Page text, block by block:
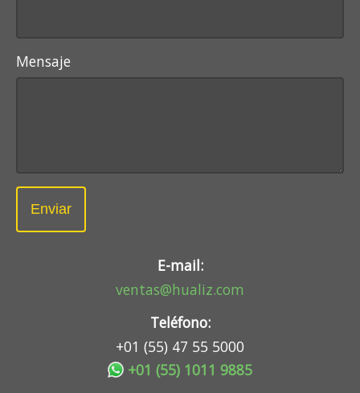
Mensaje
Enviar
E-mail:
ventas@hualiz.com
Teléfono:
+01 (55) 47 55 5000
+01 (55) 1011 9885